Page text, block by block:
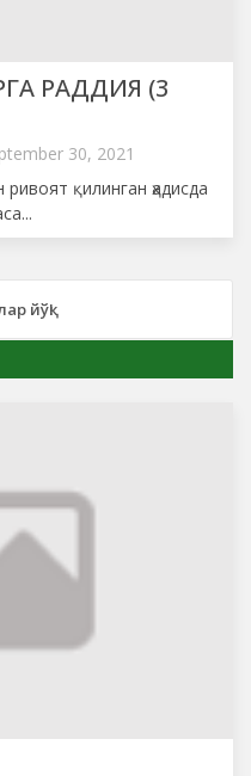
РАДДИЯ (3
30, 2021
ривоят қилинган ҳадисда
йўқ!